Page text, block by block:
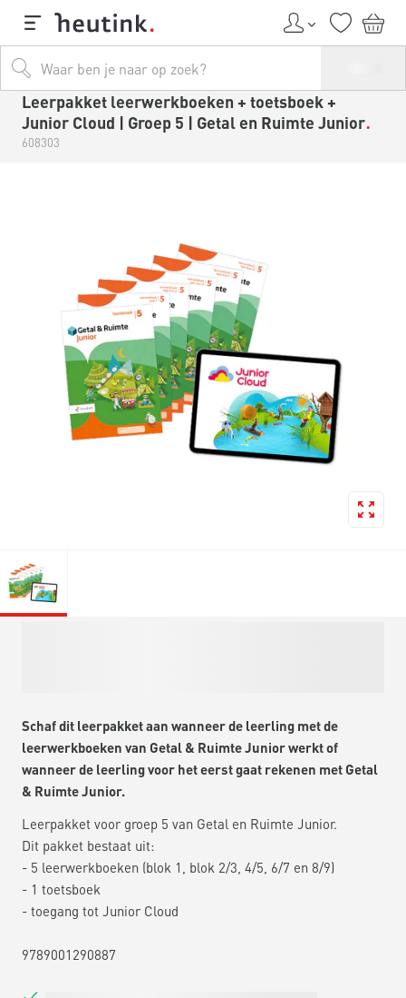
Leerpakket leerwerkboeken + toetsboek +
Junior Cloud | Groep 5 | Getal en Ruimte Junior
608303
Schaf dit leerpakket aan wanneer de leerling met de
leerwerkboeken van Getal & Ruimte Junior werkt of
wanneer de leerling voor het eerst gaat rekenen met Getal
& Ruimte Junior.
Leerpakket voor groep 5 van Getal en Ruimte Junior.
Dit pakket bestaat uit:
- 5 leerwerkboeken (blok 1, blok 2/3, 4/5, 6/7 en 8/9)
- 1 toetsboek
- toegang tot Junior Cloud
9789001290887